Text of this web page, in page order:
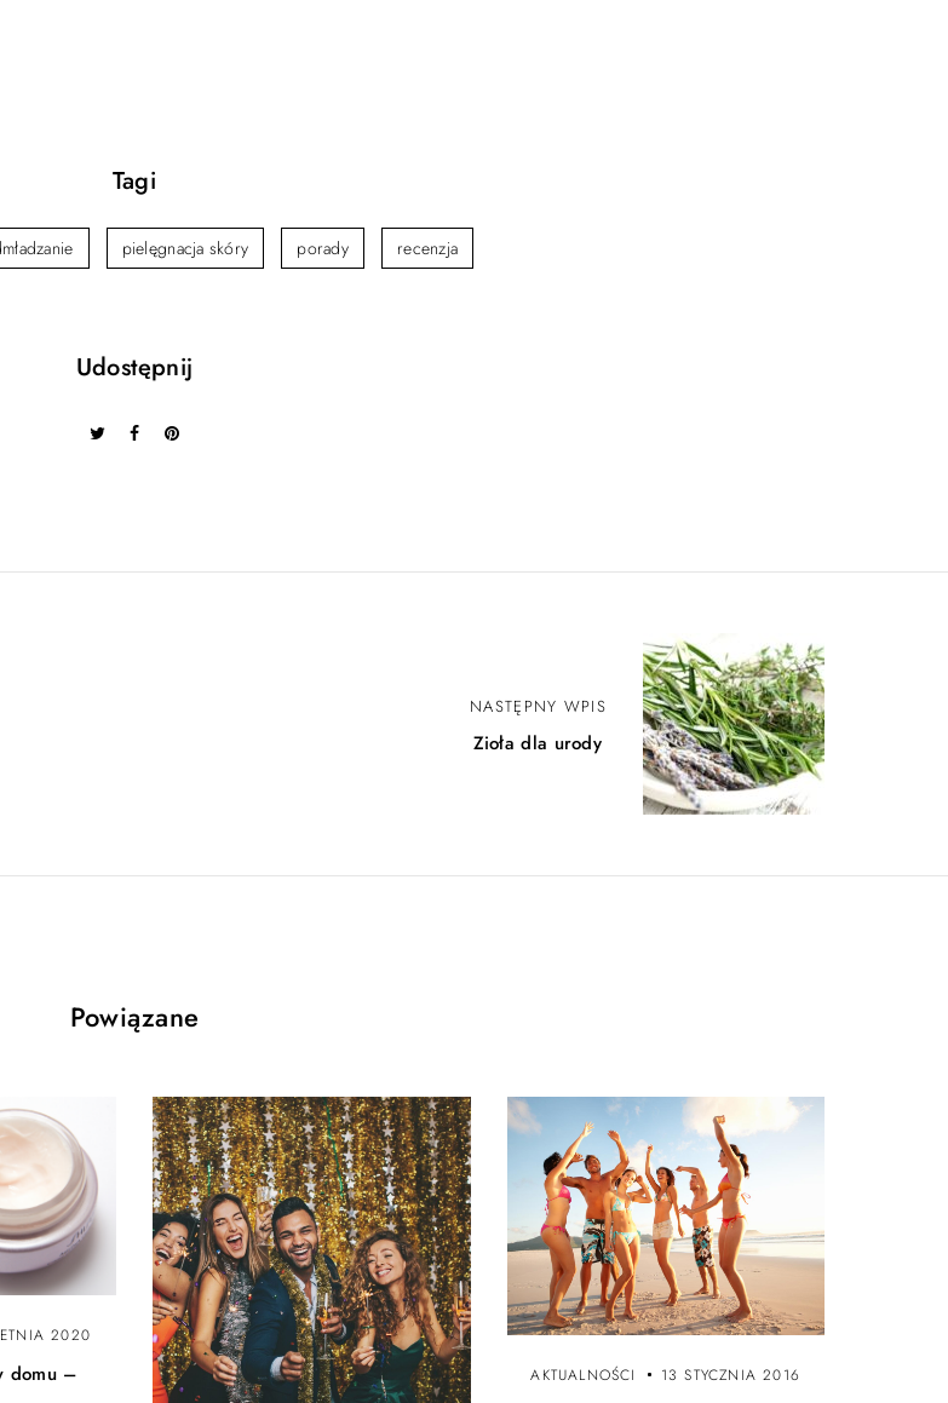
Tagi
pielęgnacja skóry porady recenzja
Udostępnij
NASTĘPNY WPIS
Zioła dla urody
Powiązane
2020
domu –
AKTUALNOŚCI 13 STYCZNIA 2016